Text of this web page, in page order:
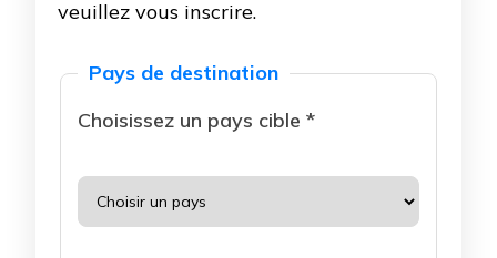
veuillez vous inscrire.
Pays de destination
Choisissez un pays cible *